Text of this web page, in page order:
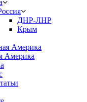
ДНР-ЛНР
Крым
Америка
Америка